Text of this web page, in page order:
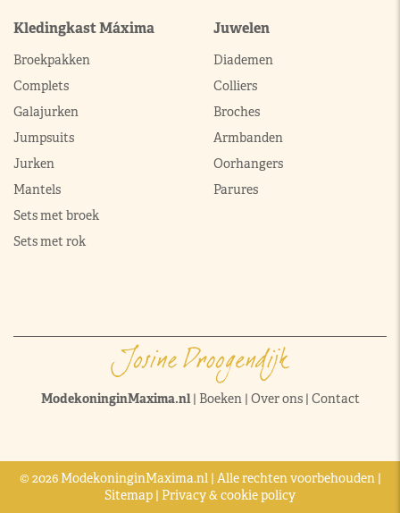
Kledingkast Máxima
Broekpakken
Complets
Galajurken
Jumpsuits
Jurken
Mantels
Sets met broek
Sets met rok
Juwelen
Diademen
Colliers
Broches
Armbanden
Oorhangers
Parures
ModekoninginMaxima.nl| Boeken| Over ons| Contact
© 2026 ModekoninginMaxima.nl | Alle rechten voorbehouden |
Sitemap | Privacy & cookie policy